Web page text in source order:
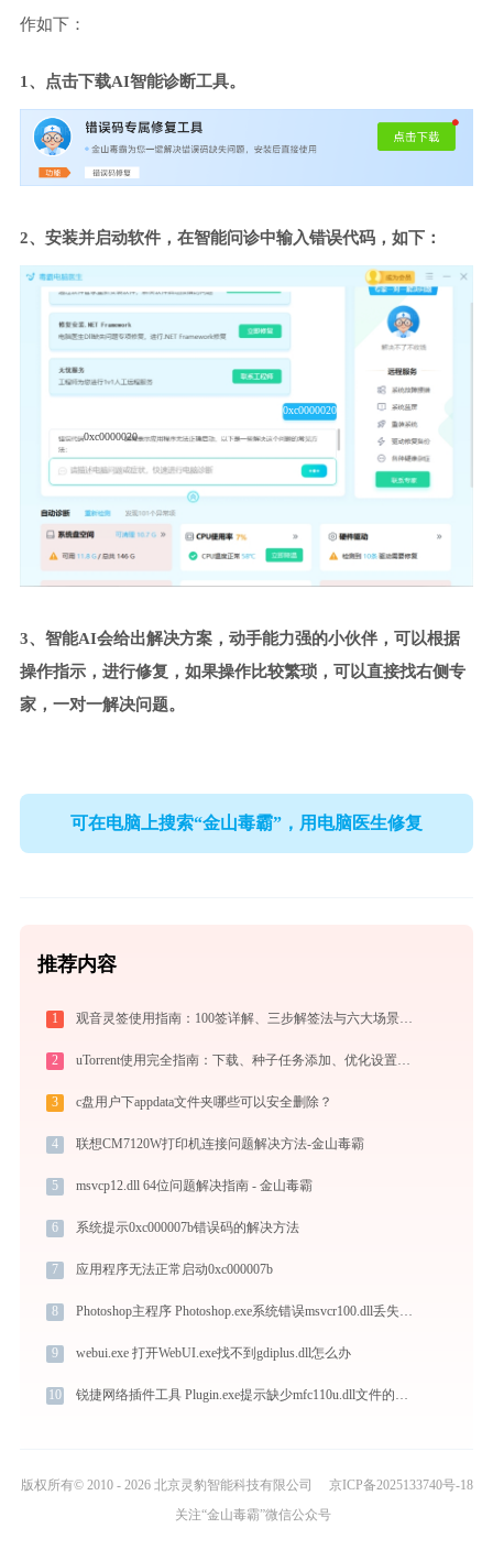
作如下：
1、点击下载AI智能诊断工具。
2、安装并启动软件，在智能问诊中输入错误代码，如下：
0xc0000020
0xc0000020
3、智能AI会给出解决方案，动手能力强的小伙伴，可以根据
操作指示，进行修复，如果操作比较繁琐，可以直接找右侧专
家，一对一解决问题。
可在电脑上搜索“金山毒霸”，用电脑医生修复
推荐内容
1 观音灵签使用指南：100签详解、三步解签法与六大场景解读
2 uTorrent使用完全指南：下载、种子任务添加、优化设置与BT客户端对比
3 c盘用户下appdata文件夹哪些可以安全删除？
4 联想CM7120W打印机连接问题解决方法-金山毒霸
5 msvcp12.dll 64位问题解决指南 - 金山毒霸
6 系统提示0xc000007b错误码的解决方法
7 应用程序无法正常启动0xc000007b
8 Photoshop主程序 Photoshop.exe系统错误msvcr100.dll丢失如何解决
9 webui.exe 打开WebUI.exe找不到gdiplus.dll怎么办
10 锐捷网络插件工具 Plugin.exe提示缺少mfc110u.dll文件的解决办法
版权所有© 2010 - 2026 北京灵豹智能科技有限公司
京ICP备2025133740号-18
关注“金山毒霸”微信公众号